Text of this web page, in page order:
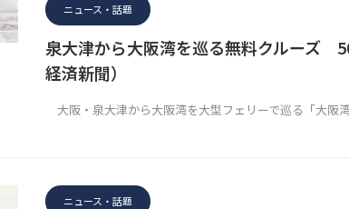
ニュース・話題
泉大津から大阪湾を巡る無料クルーズ
経済新聞）
大阪・泉大津から大阪湾を大型フェリーで巡る「大阪
ニュース・話題